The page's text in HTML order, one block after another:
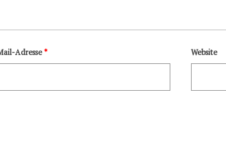
Adresse* Website